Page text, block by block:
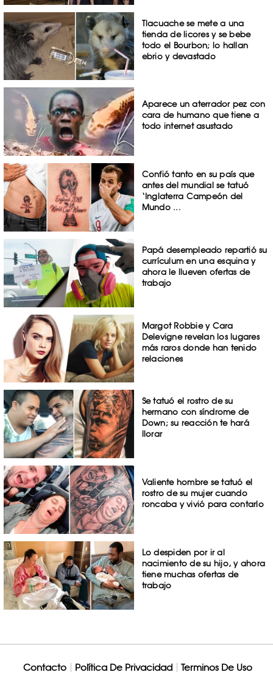
Tlacuache se mete a una
tienda de licores y se bebe
todo el Bourbon; lo hallan
ebrio y devastado
Aparece un aterrador pez con
cara de humano que tiene a
todo internet asustado
Confió tanto en su país que
antes del mundial se tatuó
‘Inglaterra Campeón del
Mundo ...
Papá desempleado repartió su
currículum en una esquina y
ahora le llueven ofertas de
trabajo
Margot Robbie y Cara
Delevigne revelan los lugares
más raros donde han tenido
relaciones
Se tatuó el rostro de su
hermano con síndrome de
Down; su reacción te hará
llorar
Valiente hombre se tatuó el
rostro de su mujer cuando
roncaba y vivió para contarlo
Lo despiden por ir al
nacimiento de su hijo, y ahora
tiene muchas ofertas de
trabajo
Contacto Política De Privacidad Terminos De Uso